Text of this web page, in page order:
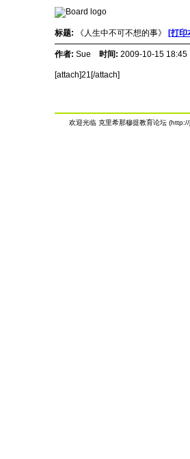
标题: 《人生中不可不想的事》 [打印
作者: Sue 时间: 2009-10-15
[attach]21[/attach]
欢迎光临 克里希那穆提教育论坛